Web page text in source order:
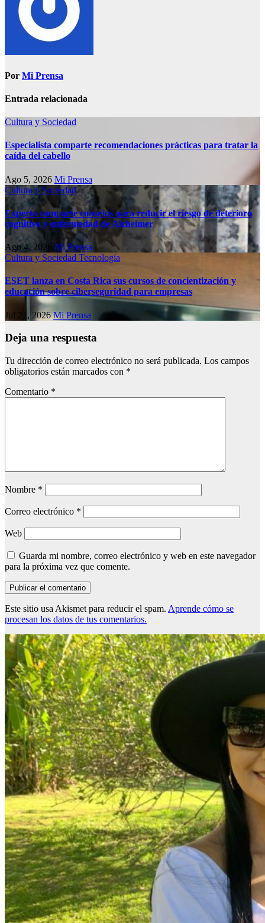
Por Mi Prensa
Entrada relacionada
Cultura y Sociedad
Especialista comparte recomendaciones prácticas para tratar la
caída del cabello
Ago 5, 2026 Mi Prensa
Cultura y Sociedad
Experto comparte consejos para reducir el riesgo de deterioro
cognitivo у enfermedad de Alzheimer
Ago 4, 2026 Mi Prensa
Cultura y Sociedad Tecnología
ESET lanza en Costa Rica sus cursos de concientización y
educación sobre ciberseguridad para empresas
Jul 21, 2026Mi Prensa
Deja una respuesta
Tu dirección de correo electrónico no será publicada. Los campos
obligatorios están marcados con *
Comentario *
Nombre *
Correo electrónico *
Web
Guarda mi nombre, correo electrónico y web en este navegador
para la próxima vez que comente.
Este sitio usa Akismet para reducir el spam. Aprende cómo se
procesan los datos de tus comentarios.